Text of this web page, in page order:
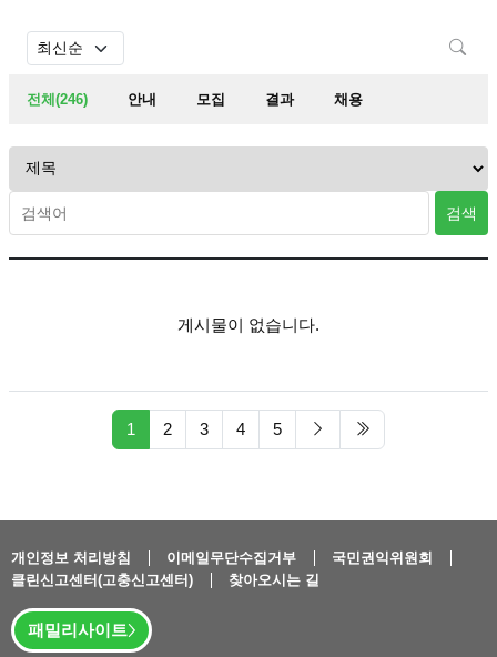
전체(246) 안내 모집 결과 채용
검색
게시물이 없습니다.
1 페이지 현재
2 3 4 5 다음 페이지
개인정보 처리방침 이메일무단수집거부
국민권익위원회
클린신고센터(고충신고센터)
찾아오시는 길
패밀리사이트